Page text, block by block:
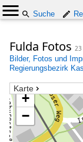
Suche
Fulda Fotos
Bilder, Fotos und
Regierungsbezirk
Karte
+
−